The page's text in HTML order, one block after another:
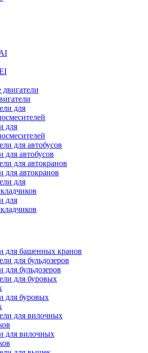
для
для автобусов
для автокранов
для
для башенных кранов
для бульдозеров
для буровых
для вилочных